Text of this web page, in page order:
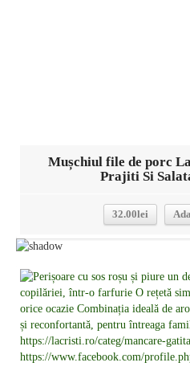
Mușchiul file de porc
Prajiti Si
32.00lei